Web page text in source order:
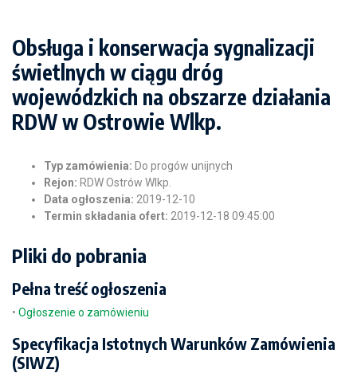
Obsługa i konserwacja sygnalizacji
świetlnych w ciągu dróg
wojewódzkich na obszarze działania
RDW w Ostrowie Wlkp.
Typ zamówienia: Do progów unijnych
Rejon: RDW Ostrów Wlkp.
Data ogłoszenia: 2019-12-10
Termin składania ofert: 2019-12-18 09:45:00
Pliki do pobrania
Pełna treść ogłoszenia
• Ogłoszenie o zamówieniu
Specyfikacja Istotnych Warunków Zamówienia
(SIWZ)